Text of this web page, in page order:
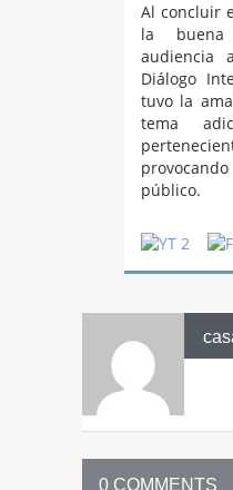
Al concluir
la
audiencia
Diálogo
tuvo la
tema
público.
0 COMMENTS